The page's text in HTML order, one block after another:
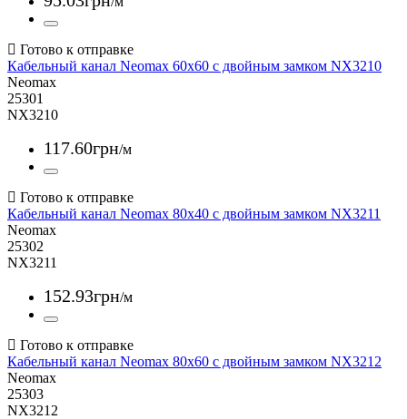
Кабельный канал Neomax 60x60 с двойным замком NX3210
Neomax
25301
NX3210
117.60грн/м
Кабельный канал Neomax 80x40 с двойным замком NX3211
Neomax
25302
NX3211
152.93грн/м
Кабельный канал Neomax 80x60 с двойным замком NX3212
Neomax
25303
NX3212